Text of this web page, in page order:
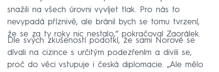
snažili na všech úrovni vyvíjet tlak. Pro nás to
nevypadá příznivě, ale bránil bych se tomu tvrzení,
že se za ty roky nic nestalo,“ pokračoval Zaorálek.
Dle svých zkušeností podotkl, že sami Norové se
dívali na cizince s určitým podezřením a divili se,
proč do věci vstupuje i česká diplomacie. „Ale mělo